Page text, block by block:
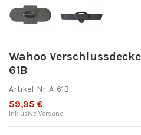
Wahoo
61B
Artikel-Nr.A-61B
59,95 €
Inklusive Versand